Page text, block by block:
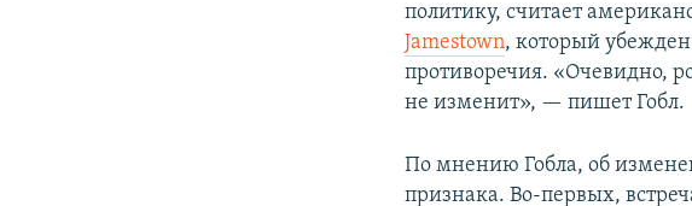
политику, считает
Jamestown, который
противоречия. «Очевидно,
не изменит», — пишет Гобл.
По мнению Гобла, об
признака. Во-первых,